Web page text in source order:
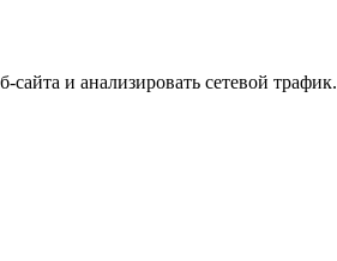
и анализировать сетевой трафик.